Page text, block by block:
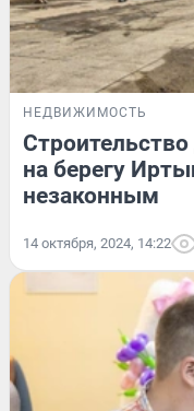
НЕДВИЖИМОСТЬ
на берегу
незаконным
14 октября, 2024, 14:22